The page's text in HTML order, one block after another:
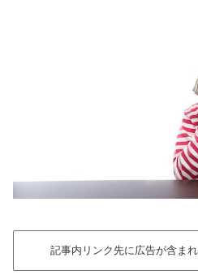
記事内リンク先に広告が含ま